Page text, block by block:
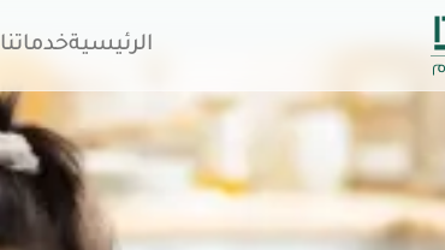
الرئيسيةخدماتنا